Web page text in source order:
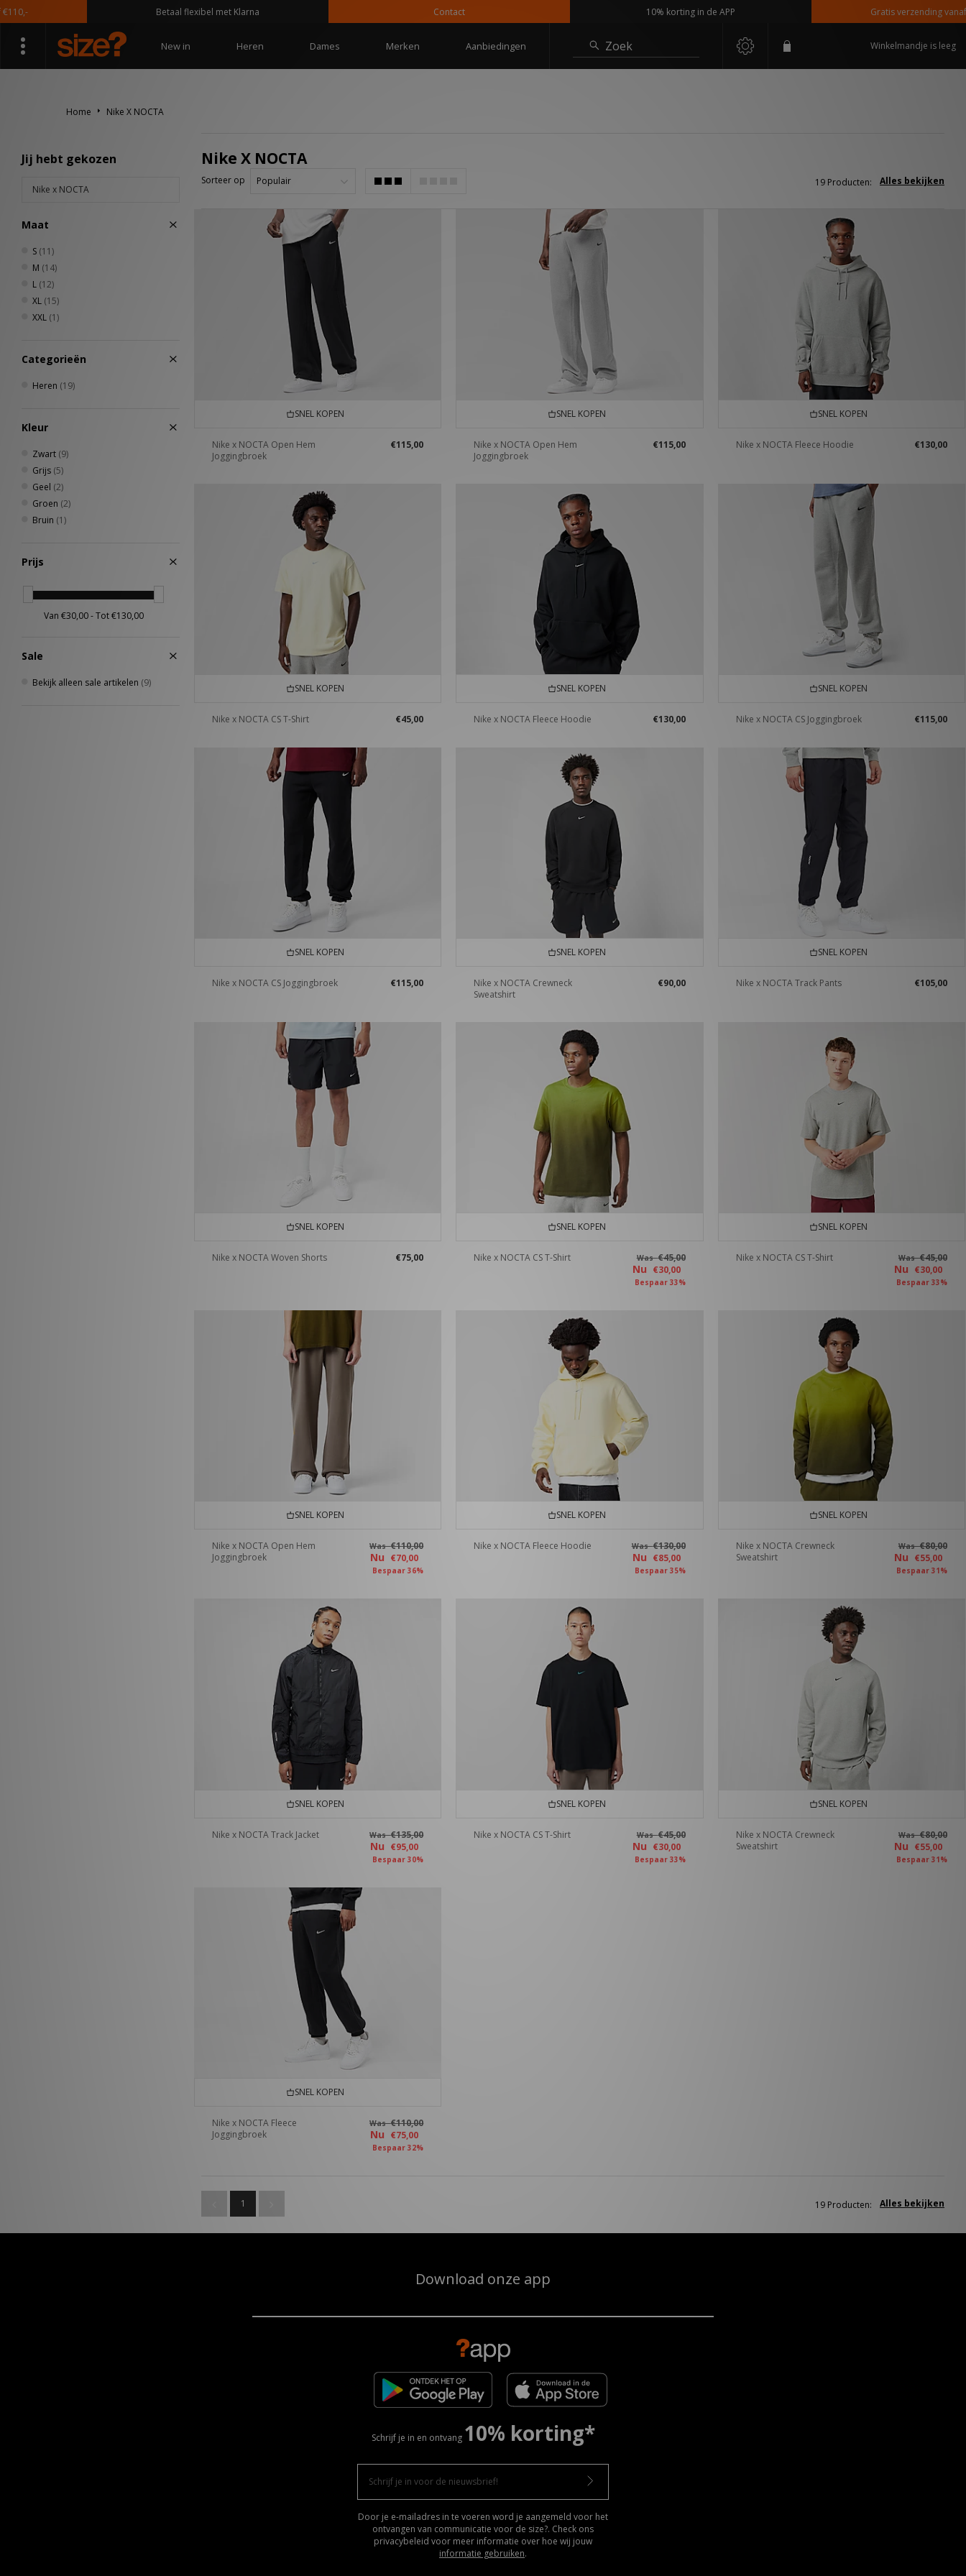
Betaal flexibel met Klarna 10% korting in de APP Gratis verzending vanaf €110,-
New in Heren Dames Merken Aanbiedingen Zoek Winkelmandje is leeg
Home Nike X NOCTA
Jij hebt gekozen
Nike x NOCTA
Maat
S (11)
M (14)
L (12)
XL (15)
XXL (1)
Categorieën
Heren (19)
Kleur
Zwart (9)
Grijs (5)
Geel (2)
Groen (2)
Bruin (1)
Prijs
Sale
Bekijk alleen sale artikelen (9)
Nike X NOCTA
Sorteer op Alles bekijken
19 Producten:
SNEL KOPEN
Nike x NOCTA Open Hem
Joggingbroek
€115,00
SNEL KOPEN
Nike x NOCTA Open Hem
Joggingbroek
€115,00
SNEL KOPEN
Nike x NOCTA Fleece Hoodie €130,00
SNEL KOPEN
Nike x NOCTA CS T-Shirt €45,00
SNEL KOPEN
Nike x NOCTA Fleece Hoodie €130,00
SNEL KOPEN
Nike x NOCTA CS Joggingbroek €115,00
SNEL KOPEN
Nike x NOCTA CS Joggingbroek €115,00
SNEL KOPEN
Nike x NOCTA Crewneck
Sweatshirt
€90,00
SNEL KOPEN
Nike x NOCTA Track Pants €105,00
SNEL KOPEN
Nike x NOCTA Woven Shorts €75,00
SNEL KOPEN
Nike x NOCTA CS T-Shirt Was€45,00
Nu €30,00
Bespaar 33%
SNEL KOPEN
Nike x NOCTA CS T-Shirt Was€45,00
Nu €30,00
Bespaar 33%
SNEL KOPEN
Nike x NOCTA Open Hem
Joggingbroek
Was€110,00
Nu €70,00
Bespaar 36%
SNEL KOPEN
Nike x NOCTA Fleece Hoodie Was€130,00
Nu €85,00
Bespaar 35%
SNEL KOPEN
Nike x NOCTA Crewneck
Sweatshirt
Was€80,00
Nu €55,00
Bespaar 31%
SNEL KOPEN
Nike x NOCTA Track Jacket Was€135,00
Nu €95,00
Bespaar 30%
SNEL KOPEN
Nike x NOCTA CS T-Shirt Was€45,00
Nu €30,00
Bespaar 33%
SNEL KOPEN
Nike x NOCTA Crewneck
Sweatshirt
Was€80,00
Nu €55,00
Bespaar 31%
SNEL KOPEN
Nike x NOCTA Fleece
Joggingbroek
Was€110,00
Nu €75,00
Bespaar 32%
1 Alles bekijken
19 Producten:
Download onze app
Schrijf je in en ontvang 10% korting*
Door je e-mailadres in te voeren word je aangemeld voor het
ontvangen van communicatie voor de size?. Check ons
privacybeleid voor meer informatie over hoe wij jouw
informatie gebruiken.